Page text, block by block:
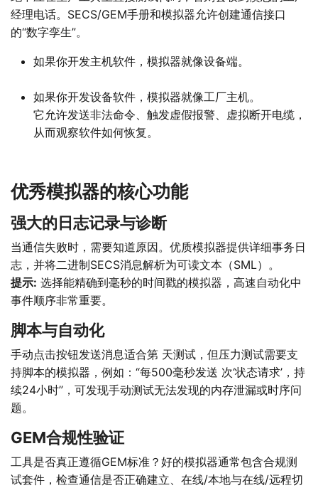
经理电话。SECS/GEM手册和模拟器允许创建通信接口
的“数字孪生”。
如果你开发主机软件，模拟器就像设备端。
如果你开发设备软件，模拟器就像工厂主机。
它允许发送非法命令、触发虚假报警、虚拟断开电缆，
从而观察软件如何恢复。
优秀模拟器的核心功能
强大的日志记录与诊断
当通信失败时，需要知道原因。优质模拟器提供详细事务日
志，并将二进制SECS消息解析为可读文本（SML）。
提示: 选择能精确到毫秒的时间戳的模拟器，高速自动化中
事件顺序非常重要。
脚本与自动化
手动点击按钮发送消息适合第 天测试，但压力测试需要支
持脚本的模拟器，例如：“每500毫秒发送 次‘状态请求’，持
续24小时”，可发现手动测试无法发现的内存泄漏或时序问
题。
GEM合规性验证
工具是否真正遵循GEM标准？好的模拟器通常包含合规测
试套件，检查通信是否正确建立、在线/本地与在线/远程切